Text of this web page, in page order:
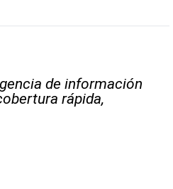
de información
rápida,